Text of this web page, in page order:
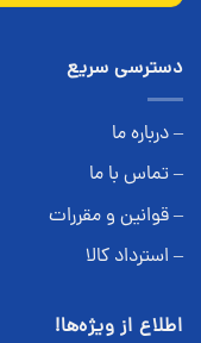
دسترسی سریع
– درباره ما
– تماس با ما
– قوانین و مقررات
– استرداد کالا
اطلاع از ویژه‌ها!